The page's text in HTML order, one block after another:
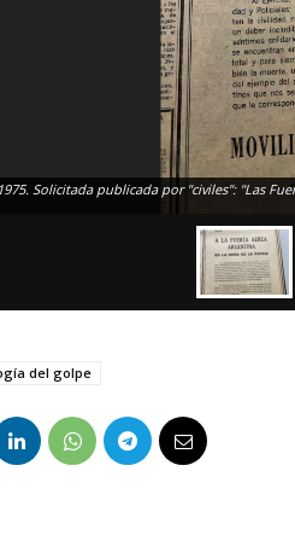
Solicitada publicada por "civiles": "Las
del golpe